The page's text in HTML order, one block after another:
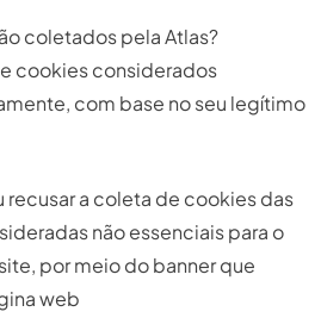
coletados pela Atlas?
cookies considerados
com base no seu legítimo
recusar a coleta de cookies das
não essenciais para o
por meio do banner que
web